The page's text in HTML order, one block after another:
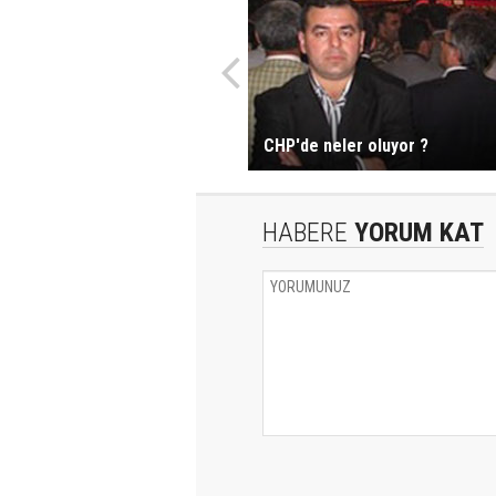
CHP'de neler oluyor ?
HABERE YORUM KAT